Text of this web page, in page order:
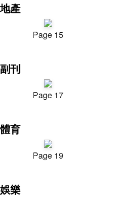
地產
Page 15
副刊
Page 17
體育
Page 19
娛樂